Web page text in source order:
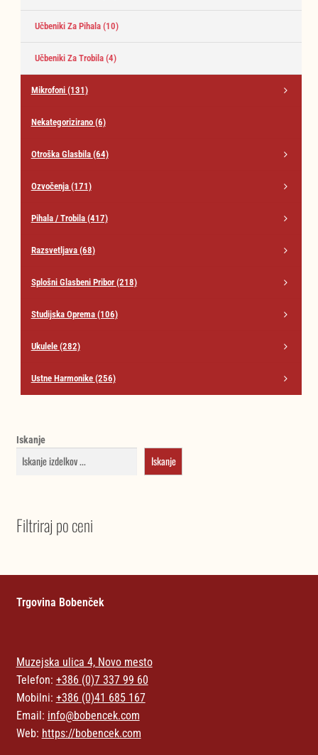
Učbeniki Za Pihala (10)
Učbeniki Za Trobila (4)
Mikrofoni (131)
Nekategorizirano (6)
Otroška Glasbila (64)
Ozvočenja (171)
Pihala / Trobila (417)
Razsvetljava (68)
Splošni Glasbeni Pribor (218)
Studijska Oprema (106)
Ukulele (282)
Ustne Harmonike (256)
Iskanje
Iskanje
Filtriraj po ceni
Trgovina Bobenček
Muzejska ulica 4, Novo mesto
Telefon: +386 (0)7 337 99 60
Mobilni: +386 (0)41 685 167
Email: info@bobencek.com
Web: https://bobencek.com